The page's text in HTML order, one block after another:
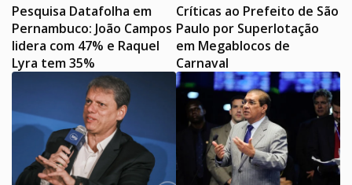
Pesquisa Datafolha em
Pernambuco: João Campos
lidera com 47% e Raquel
Lyra tem 35%
Críticas ao Prefeito de São
Paulo por Superlotação
em Megablocos de
Carnaval